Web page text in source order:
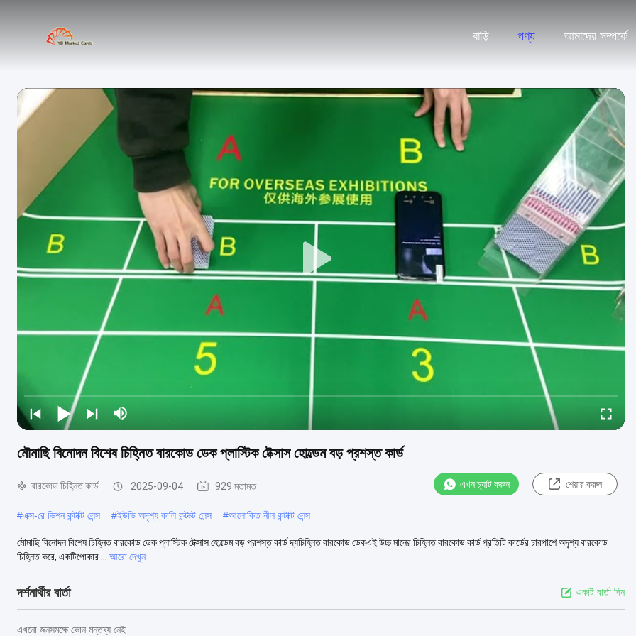
বাড়ি পণ্য আমাদের সম্পর্কে
মৌমাছি বিনোদন বিশেষ চিহ্নিত বারকোড ডেক প্লাস্টিক টেক্সাস হোল্ডেম বড় প্রশস্ত কার্ড
বারকোড চিহ্নিত কার্ড 2025-09-04 929 মতামত এখন চ্যাট করুন শেয়ার করুন
#এক্স-রে ভিশন কন্টাক্ট লেন্স #ইউভি অদৃশ্য কালি কন্টাক্ট লেন্স #আলোকিত নীল কন্টাক্ট লেন্স
মৌমাছি বিনোদন বিশেষ চিহ্নিত বারকোড ডেক প্লাস্টিক টেক্সাস হোল্ডেম বড় প্রশস্ত কার্ড দ্যচিহ্নিত বারকোড ডেকএই উচ্চ মানের চিহ্নিত বারকোড কার্ড প্রতিটি কার্ডের চারপাশে অদৃশ্য বারকোড
চিহ্নিত করে, একটিপোকার ...
আরো দেখুন
দর্শনার্থীর বার্তা একটি বার্তা দিন
এখনো জনসমক্ষে কোন মন্তব্য নেই